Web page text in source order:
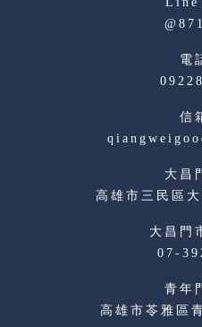
07-
高雄市三民區
高雄市苓雅區